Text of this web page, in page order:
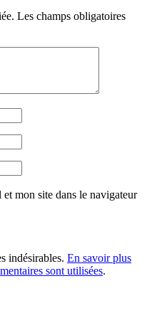
Les champs obligatoires
mon site dans le navigateur
indésirables. En savoir plus
sont utilisées.